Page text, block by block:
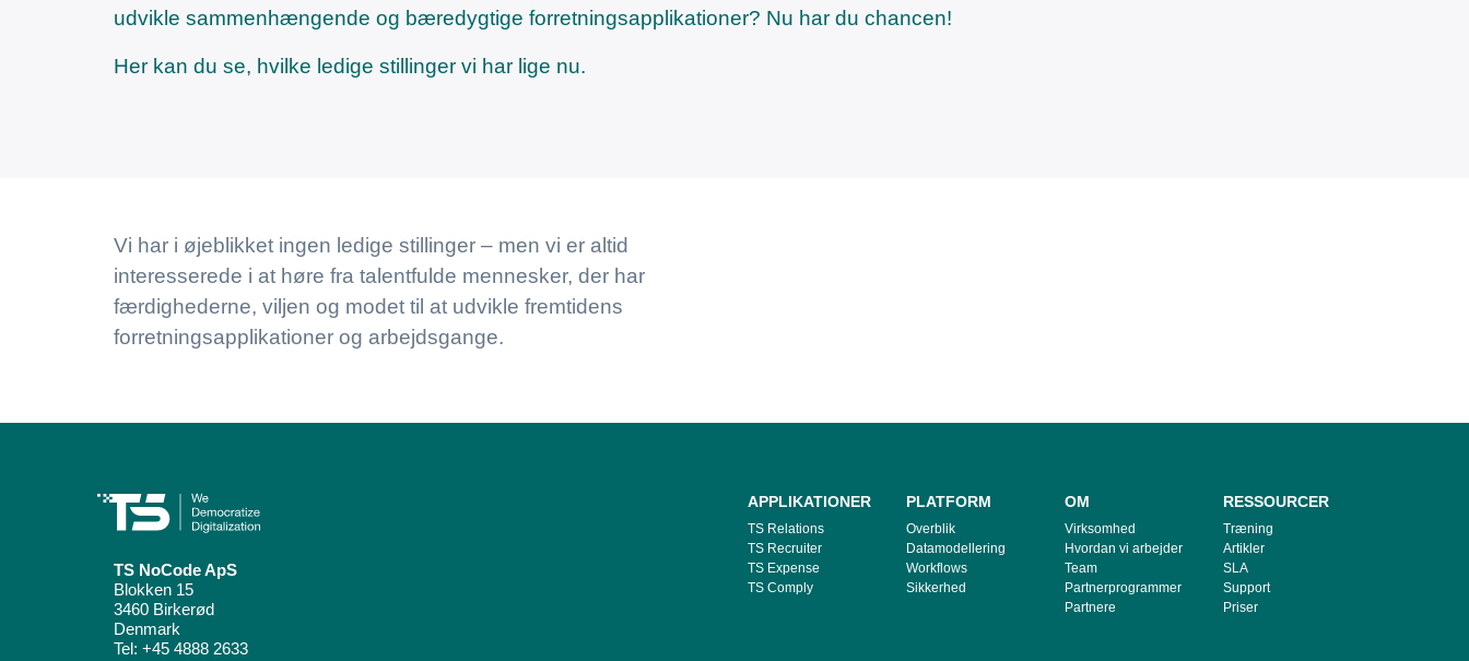
udvikle sammenhængende og bæredygtige forretningsapplikationer? Nu har du chancen!
Her kan du se, hvilke ledige stillinger vi har lige nu.
Vi har i øjeblikket ingen ledige stillinger – men vi er altid
interesserede i at høre fra talentfulde mennesker, der har
færdighederne, viljen og modet til at udvikle fremtidens
forretningsapplikationer og arbejdsgange.
TS NoCode ApS
Blokken 15
3460 Birkerød
Denmark
Tel: +45 4888 2633
APPLIKATIONER
TS Relations
TS Recruiter
TS Expense
TS Comply
PLATFORM
Overblik
Datamodellering
Workflows
Sikkerhed
OM
Virksomhed
Hvordan vi arbejder
Team
Partnerprogrammer
Partnere
RESSOURCER
Træning
Artikler
SLA
Support
Priser